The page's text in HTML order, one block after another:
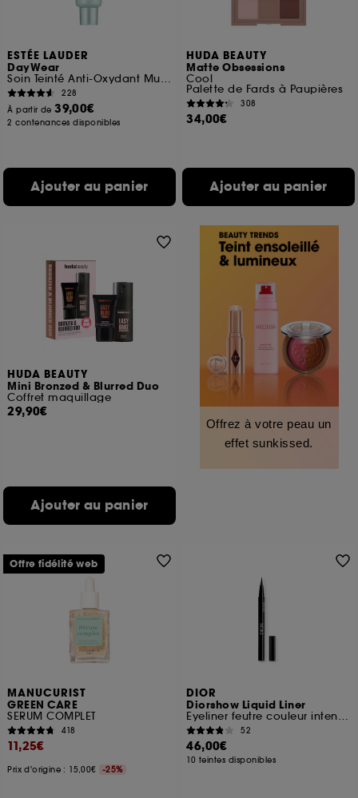
ESTÉE LAUDER
DayWear
Soin Teinté Anti-Oxydant Multi-Protection SPF 15
228
À partir de39,00€
2 contenances disponibles
Ajouter au panier
HUDA BEAUTY
Matte Obsessions
Cool
Palette de Fards à Paupières
308
34,00€
Ajouter au panier
HUDA BEAUTY
Mini Bronzed & Blurred Duo
Coffret maquillage
29,90€
Ajouter au panier
Offrez à votre peau un
effet sunkissed.
MANUCURIST
GREEN CARE
SERUM COMPLET
418
11,25€
Prix d'origine : 15,00€ -25%
Offre fidélité web
DIOR
Diorshow Liquid Liner
Eyeliner feutre couleur intense et waterproof
52
46,00€
10 teintes disponibles